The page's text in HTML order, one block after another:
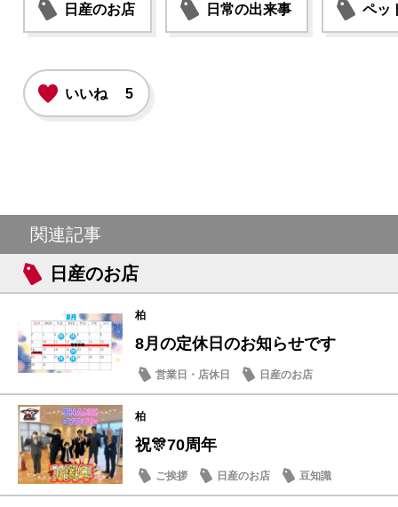
日産のお店 日常の出来事 ペッ
いいね 5
関連記事
日産のお店
柏
8月の定休日のお知らせです
営業日・店休日 日産のお店
柏
祝🎊70周年
ご挨拶 日産のお店 豆知識